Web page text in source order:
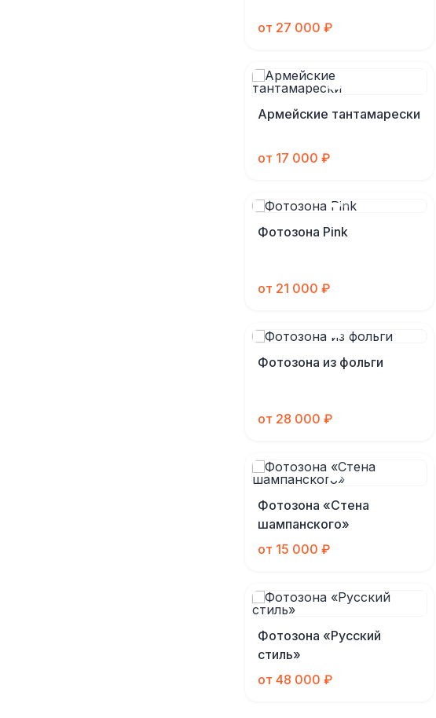
от 27 000 ₽
Армейские тантамарески
от 17 000 ₽
Фотозона Pink
от 21 000 ₽
Фотозона из фольги
от 28 000 ₽
Фотозона «Стена
шампанского»
от 15 000 ₽
Фотозона «Русский
стиль»
от 48 000 ₽